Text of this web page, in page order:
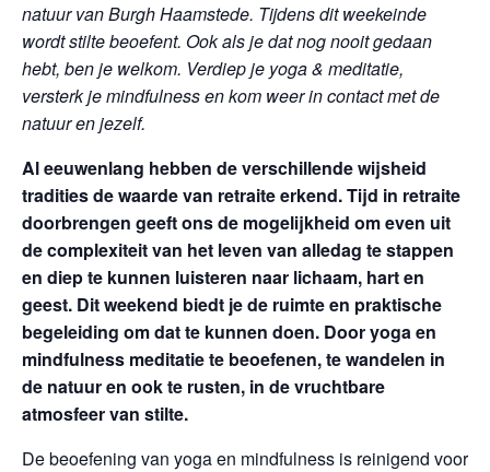
natuur van Burgh Haamstede. Tijdens dit weekeinde
wordt stilte beoefent. Ook als je dat nog nooit gedaan
hebt, ben je welkom. Verdiep je yoga & meditatie,
versterk je mindfulness en kom weer in contact met de
natuur en jezelf.
Al eeuwenlang hebben de verschillende wijsheid
tradities de waarde van retraite erkend. Tijd in retraite
doorbrengen geeft ons de mogelijkheid om even uit
de complexiteit van het leven van alledag te stappen
en diep te kunnen luisteren naar lichaam, hart en
geest. Dit weekend biedt je de ruimte en praktische
begeleiding om dat te kunnen doen. Door yoga en
mindfulness meditatie te beoefenen, te wandelen in
de natuur en ook te rusten, in de vruchtbare
atmosfeer van stilte.
De beoefening van yoga en mindfulness is reinigend voor